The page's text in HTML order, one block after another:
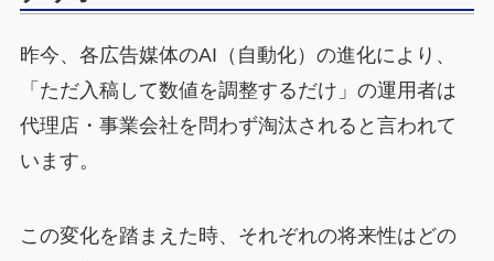
昨今、各広告媒体のAI（自動化）の進化により、
「ただ入稿して数値を調整するだけ」の運用者は
代理店・事業会社を問わず淘汰されると言われて
います。
この変化を踏まえた時、それぞれの将来性はどの